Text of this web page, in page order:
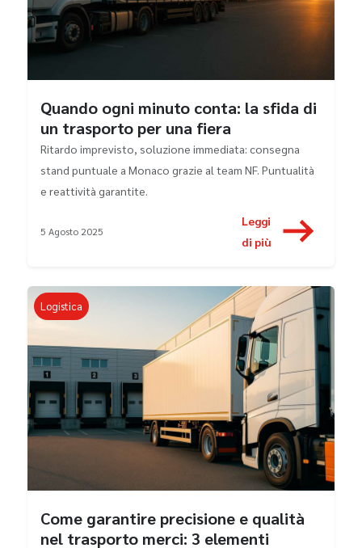
Quando ogni minuto conta: la sfida di
un trasporto per una fiera
Ritardo imprevisto, soluzione immediata: consegna
stand puntuale a Monaco grazie al team NF. Puntualità
e reattività garantite.
5 Agosto 2025
Leggi
di più
Logistica
Come garantire precisione e qualità
nel trasporto merci: 3 elementi